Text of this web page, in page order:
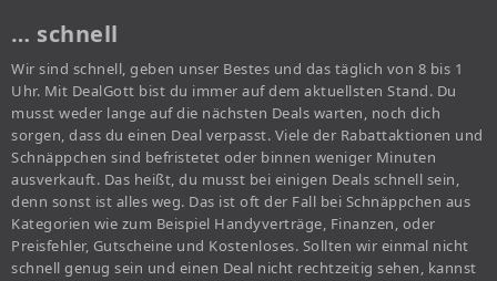
… schnell
Wir sind schnell, geben unser Bestes und das täglich von 8 bis 1
Uhr. Mit DealGott bist du immer auf dem aktuellsten Stand. Du
musst weder lange auf die nächsten Deals warten, noch dich
sorgen, dass du einen Deal verpasst. Viele der Rabattaktionen und
Schnäppchen sind befristetet oder binnen weniger Minuten
ausverkauft. Das heißt, du musst bei einigen Deals schnell sein,
denn sonst ist alles weg. Das ist oft der Fall bei Schnäppchen aus
Kategorien wie zum Beispiel Handyverträge, Finanzen, oder
Preisfehler, Gutscheine und Kostenloses. Sollten wir einmal nicht
schnell genug sein und einen Deal nicht rechtzeitig sehen, kannst